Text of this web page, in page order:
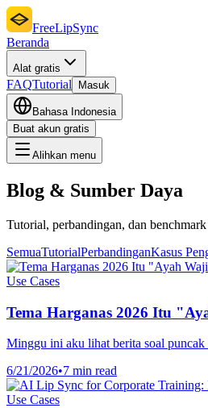
FreeLipSync
Beranda
Alat gratis
FAQTutorial Masuk
Bahasa Indonesia
Buat akun gratis
Alihkan menu
Blog & Sumber Daya
Tutorial, perbandingan, dan
SemuaTutorialPerbandinganKasus
Use Cases
Tema Harganas 2026 Itu
Minggu ini aku lihat berita soal
6/21/2026•7 min read
Use Cases